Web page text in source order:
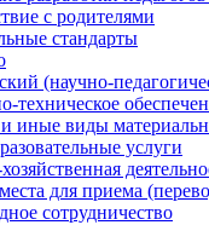
с родителями
стандарты
(научно-
техническое
иные виды
услуги
для приема
сотрудничество